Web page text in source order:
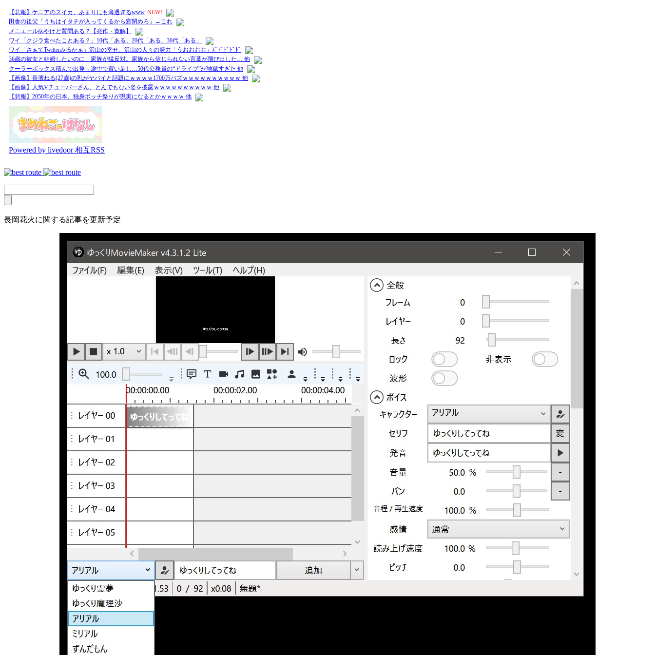
【悲報】ケニアのスイカ、あまりにも薄過ぎるwww NEW!
田舎の祖父「うちはイタチが入ってくるから窓閉めろ」←これ
メニエール病やけど質問ある？【発作・寛解】
ワイ「クジラ食べたことある？」10代「ある」20代「ある」30代「ある」
ワイ「さぁてTwitterみるかぁ」沢山の幸せ、沢山の人々の努力「うおおおお」ｽﾞﾄﾞﾄﾞﾄﾞﾄﾞ
36歳の彼女と結婚したいのに、家族が猛反対。家族から信じられない言葉が飛び出した… 他
クーラーボックス積んで出発→途中で買い足し…50代公務員の“ドライブ”が地獄すぎた 他
【画像】長濱ねる(27歳)の乳がヤバイと話題にｗｗｗｗ1700万バズｗｗｗｗｗｗｗｗｗｗ 他
【画像】人気Vチューバーさん、とんでもない姿を披露ｗｗｗｗｗｗｗｗｗｗ 他
【悲報】2050年の日本、独身ボッチ祭りが現実になるとかｗｗｗｗ 他
Powered by livedoor 相互RSS
長岡花火に関する記事を更新予定